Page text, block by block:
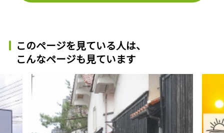
このページを見ている人は、
こんなページも見ています